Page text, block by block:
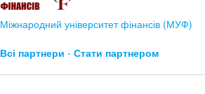
Міжнародний університет фінансів (МУФ)
Всі партнери Стати партнером